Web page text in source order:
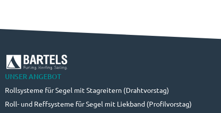
UNSER ANGEBOT
Rollsysteme für Segel mit Stagreitern (Drahtvorstag)
Roll- und Reffsysteme für Segel mit Liekband (Profilvorstag)